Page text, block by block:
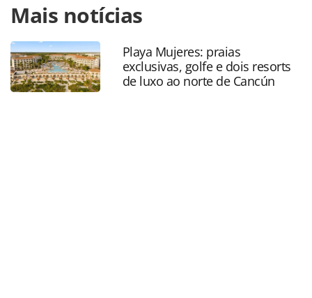
https://www.panrotas.com.br/gente/eventos/2026/04/
capixaba-se-encontra-para-dia-de-treinamentos-e-
networking-no-estour-veja-fotos_227994.html ou as
ferramentas oferecidas na página. Todo o conteúdo
produzido pela PANROTAS Editora é protegido pela
legislação brasileira sobre direito autoral. Não reproduza o
Mais notícias
Playa Mujeres: praias
exclusivas, golfe e dois resorts
de luxo ao norte de Cancún